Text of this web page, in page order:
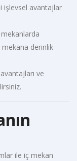
işlevsel avantajlar
mekana derinlik
ve
ile iç mekan